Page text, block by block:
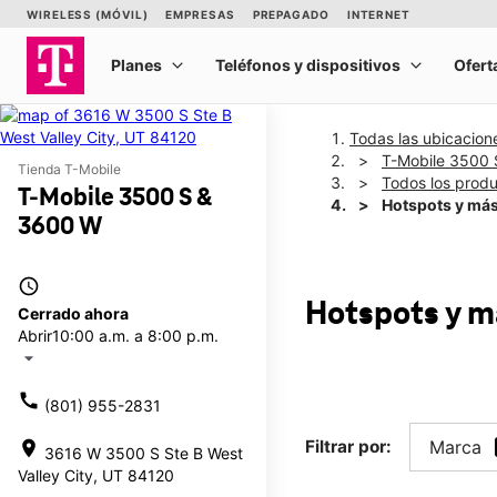
Tienda T-Mobile
T-Mobile 3500 S &
3600 W
access_time
Cerrado ahora
Abrir10:00 a.m. a 8:00 p.m.
arrow_drop_down
call (801) 955-2831
location_on 3616 W 3500 S Ste B West
Valley City, UT 84120
Todas las
T-Mobile 3500
Todos los
Hotspots y
Hotspots y
Filtrar por: Marca